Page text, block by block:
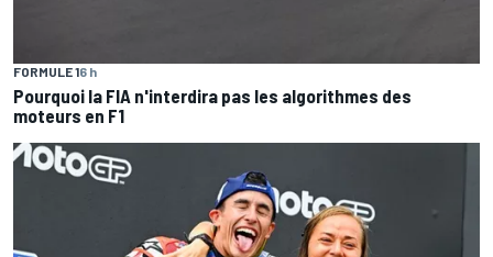
FORMULE 16 h
Pourquoi la FIA n'interdira pas les algorithmes des
moteurs en F1